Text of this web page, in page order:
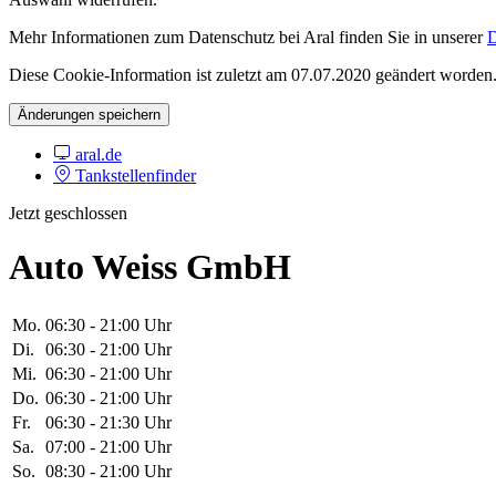
Mehr Informationen zum Datenschutz bei Aral finden Sie in unserer
Diese Cookie-Information ist zuletzt am 07.07.2020 geändert worden.
Änderungen speichern
aral.de
Tankstellenfinder
Jetzt geschlossen
Auto Weiss GmbH
Mo. 06:30 - 21:00 Uhr
Di.
06:30 - 21:00 Uhr
Mi. 06:30 - 21:00 Uhr
Do. 06:30 - 21:00 Uhr
Fr.
06:30 - 21:30 Uhr
Sa.
07:00 - 21:00 Uhr
So. 08:30 - 21:00 Uhr